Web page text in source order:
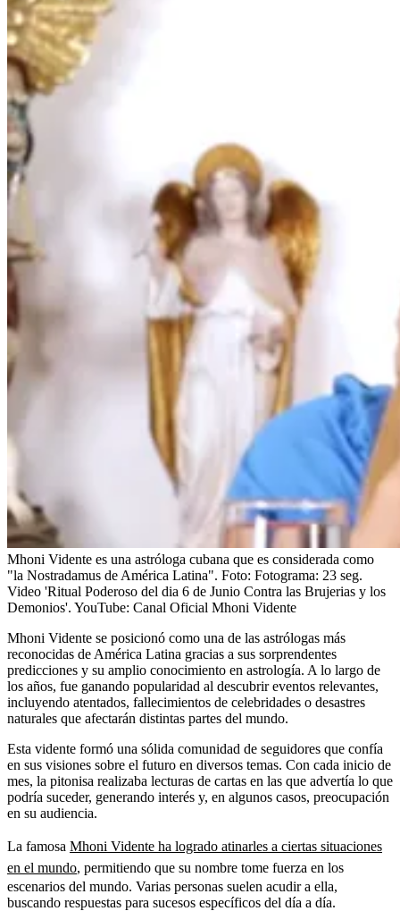
Mhoni Vidente es una astróloga cubana que es considerada como
"la Nostradamus de América Latina". Foto: Fotograma: 23 seg.
Video 'Ritual Poderoso del dia 6 de Junio Contra las Brujerias y los
Demonios'. YouTube: Canal Oficial Mhoni Vidente
Mhoni Vidente se posicionó como una de las astrólogas más
reconocidas de América Latina gracias a sus sorprendentes
predicciones y su amplio conocimiento en astrología. A lo largo de
los años, fue ganando popularidad al descubrir eventos relevantes,
incluyendo atentados, fallecimientos de celebridades o desastres
naturales que afectarán distintas partes del mundo.
Esta vidente formó una sólida comunidad de seguidores que confía
en sus visiones sobre el futuro en diversos temas. Con cada inicio de
mes, la pitonisa realizaba lecturas de cartas en las que advertía lo que
podría suceder, generando interés y, en algunos casos, preocupación
en su audiencia.
La famosa Mhoni Vidente ha logrado atinarles a ciertas situaciones
en el mundo, permitiendo que su nombre tome fuerza en los
escenarios del mundo. Varias personas suelen acudir a ella,
buscando respuestas para sucesos específicos del día a día.